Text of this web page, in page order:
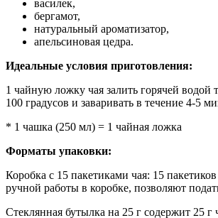
василек,
бергамот,
натуральный ароматизатор,
апельсиновая цедра.
Идеальные условия приготовления:
1 чайную ложку чая залить горячей водой
100 градусов и заваривать в течение 4-5
* 1 чашка (250 мл) = 1 чайная ложка
Форматы упаковки:
Коробка с 15 пакетиками чая: 15
ручной работы в коробке, позволяют
Стеклянная бутылка на 25 г содержит 25 г